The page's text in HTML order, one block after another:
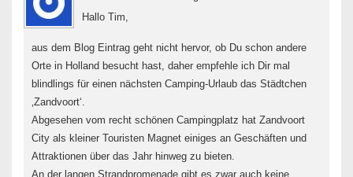
Hallo Tim,
aus dem Blog Eintrag geht nicht hervor, ob Du schon andere
Orte in Holland besucht hast, daher empfehle ich Dir mal
blindlings für einen nächsten Camping-Urlaub das Städtchen
‚Zandvoort‘.
Abgesehen vom recht schönen Campingplatz hat Zandvoort
City als kleiner Touristen Magnet einiges an Geschäften und
Attraktionen über das Jahr hinweg zu bieten.
An der langen Strandpromenade gibt es zwar auch keine